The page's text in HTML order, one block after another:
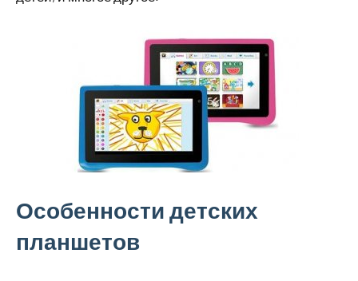
Особенности детских
планшетов